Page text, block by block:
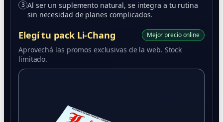
3 Al ser un suplemento natural, se integra a tu rutina
sin necesidad de planes complicados.
Elegí tu pack Li-Chang Mejor precio online
Aprovechá las promos exclusivas de la web. Stock
limitado.